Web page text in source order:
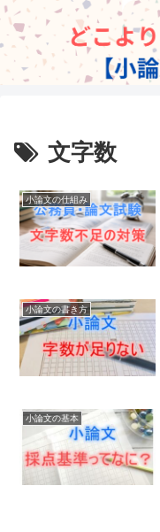
文字数
小論文の仕組み
小論文の書き方
小論文の基本